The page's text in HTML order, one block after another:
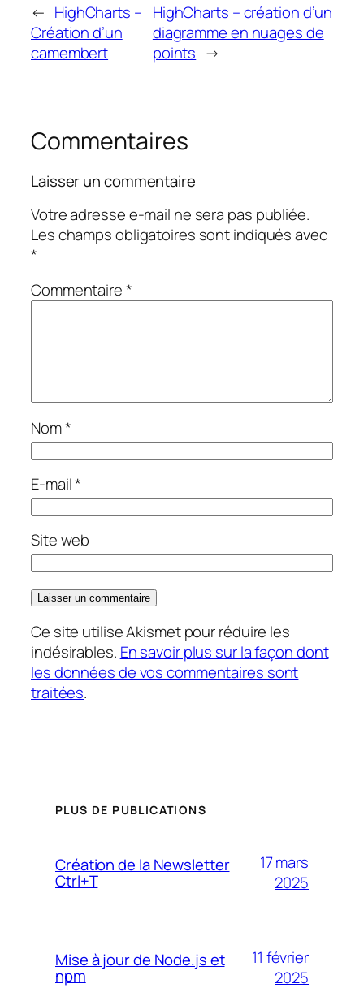
← HighCharts –
Création d’un
camembert
HighCharts – création d’un
diagramme en nuages de
points →
Commentaires
Laisser un commentaire
Votre adresse e-mail ne sera pas publiée.
Les champs obligatoires sont indiqués avec
*
Commentaire*
Nom*
E-mail*
Site web
Ce site utilise Akismet pour réduire les
indésirables. En savoir plus sur la façon dont
les données de vos commentaires sont
traitées.
PLUS DE PUBLICATIONS
Création de la Newsletter
Ctrl+T
17 mars
2025
Mise à jour de Node.js et
npm
11 février
2025